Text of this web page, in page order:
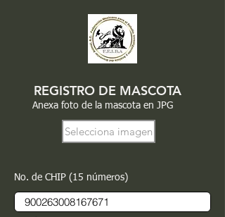
REGISTRO DE MASCOTA
Anexa foto de la mascota en JPG
Selecciona imagen
No. de CHIP (15 números)